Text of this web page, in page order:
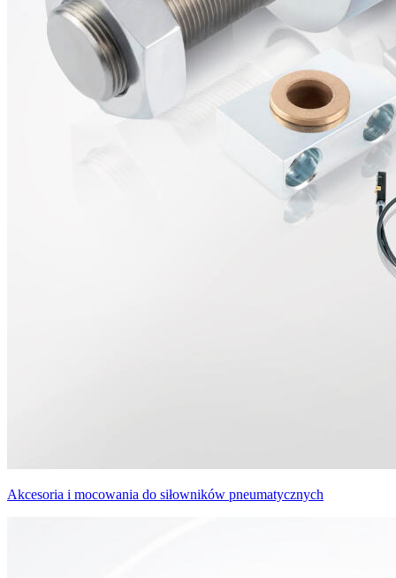
Akcesoria i mocowania do siłowników pneumatycznych